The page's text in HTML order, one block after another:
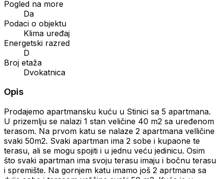
Pogled na more
Da
Podaci o objektu
Klima uređaj
Energetski razred
D
Broj etaža
Dvokatnica
Opis
Prodajemo apartmansku kuću u Stinici sa 5 apartmana.
U prizemlju se nalazi 1 stan veličine 40 m2 sa uređenom
terasom. Na prvom katu se nalaze 2 apartmana velličine
svaki 50m2. Svaki apartman ima 2 sobe i kupaone te
terasu, ali se mogu spojiti i u jednu veću jedinicu. Osim
što svaki apartman ima svoju terasu imaju i bočnu terasu
i spremište. Na gornjem katu imamo još 2 aprtmana sa